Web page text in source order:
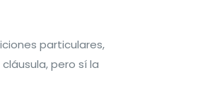
particulares,
pero sí la